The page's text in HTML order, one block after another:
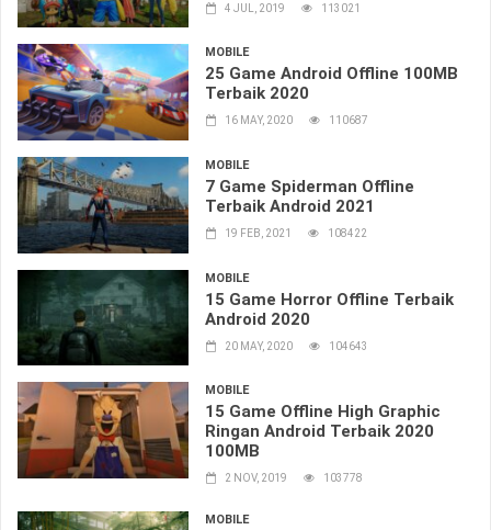
4 JUL, 2019 113021
MOBILE
25 Game Android Offline 100MB
Terbaik 2020
16 MAY, 2020 110687
MOBILE
7 Game Spiderman Offline
Terbaik Android 2021
19 FEB, 2021 108422
MOBILE
15 Game Horror Offline Terbaik
Android 2020
20 MAY, 2020 104643
MOBILE
15 Game Offline High Graphic
Ringan Android Terbaik 2020
100MB
2 NOV, 2019 103778
MOBILE